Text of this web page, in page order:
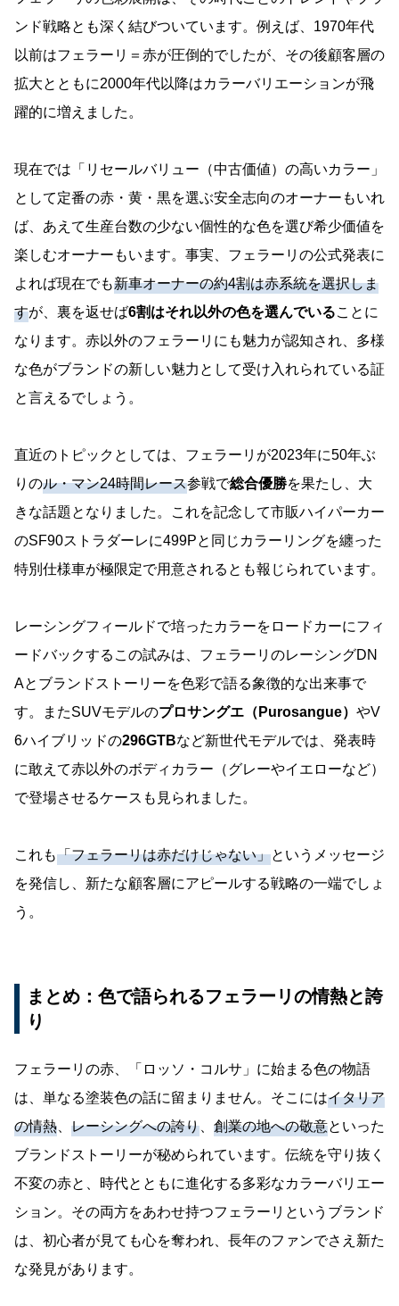
ンド戦略とも深く結びついています。例えば、1970年代
以前はフェラーリ＝赤が圧倒的でしたが、その後顧客層の
拡大とともに2000年代以降はカラーバリエーションが飛
躍的に増えました。
現在では「リセールバリュー（中古価値）の高いカラー」
として定番の赤・黄・黒を選ぶ安全志向のオーナーもいれ
ば、あえて生産台数の少ない個性的な色を選び希少価値を
楽しむオーナーもいます。事実、フェラーリの公式発表に
よれば現在でも新車オーナーの約4割は赤系統を選択しま
すが、裏を返せば6割はそれ以外の色を選んでいることに
なります。赤以外のフェラーリにも魅力が認知され、多様
な色がブランドの新しい魅力として受け入れられている証
と言えるでしょう。
直近のトピックとしては、フェラーリが2023年に50年ぶ
りのル・マン24時間レース参戦で総合優勝を果たし、大
きな話題となりました。これを記念して市販ハイパーカー
のSF90ストラダーレに499Pと同じカラーリングを纏った
特別仕様車が極限定で用意されるとも報じられています。
レーシングフィールドで培ったカラーをロードカーにフィ
ードバックするこの試みは、フェラーリのレーシングDN
Aとブランドストーリーを色彩で語る象徴的な出来事で
す。またSUVモデルのプロサングエ（Purosangue） やV
6ハイブリッドの296GTBなど新世代モデルでは、発表時
に敢えて赤以外のボディカラー（グレーやイエローなど）
で登場させるケースも見られました。
これも「フェラーリは赤だけじゃない」というメッセージ
を発信し、新たな顧客層にアピールする戦略の一端でしょ
う。
まとめ：色で語られるフェラーリの情熱と誇
り
フェラーリの赤、「ロッソ・コルサ」に始まる色の物語
は、単なる塗装色の話に留まりません。そこにはイタリア
の情熱
レーシングへの誇り 創業の地への敬意といった
ブランドストーリーが秘められています。伝統を守り抜く
不変の赤と、時代とともに進化する多彩なカラーバリエー
ション。その両方をあわせ持つフェラーリというブランド
は、初心者が見ても心を奪われ、長年のファンでさえ新た
な発見があります。